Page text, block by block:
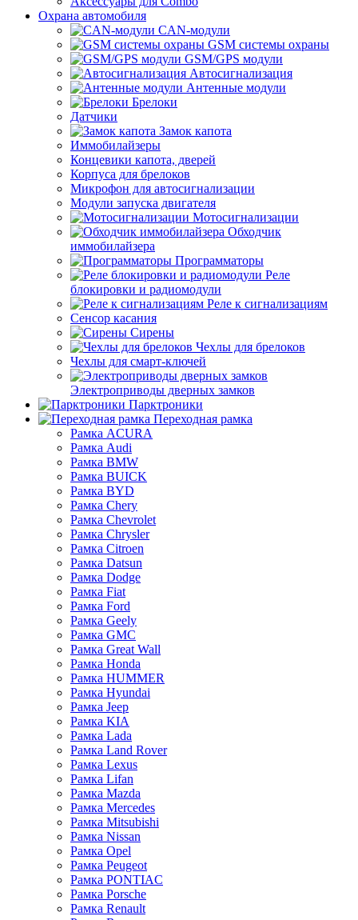
Охрана автомобиля
CAN-модули
GSM системы охраны
GSM/GPS модули
Автосигнализация
Антенные модули
Брелоки
Датчики
Замок капота
Иммобилайзеры
Концевики капота, дверей
Корпуса для брелоков
Микрофон для автосигнализации
Модули запуска двигателя
Мотосигнализации
Обходчик
иммобилайзера
Программаторы
Реле
блокировки и радиомодули
Реле к сигнализациям
Сенсор касания
Сирены
Чехлы для брелоков
Чехлы для смарт-ключей
Электроприводы дверных замков
Парктроники
Переходная рамка
Рамка ACURA
Рамка Audi
Рамка BMW
Рамка BUICK
Рамка BYD
Рамка Chery
Рамка Chevrolet
Рамка Chrysler
Рамка Citroen
Рамка Datsun
Рамка Dodge
Рамка Fiat
Рамка Ford
Рамка Geely
Рамка GMC
Рамка Great Wall
Рамка Honda
Рамка HUMMER
Рамка Hyundai
Рамка Jeep
Рамка KIA
Рамка Lada
Рамка Land Rover
Рамка Lexus
Рамка Lifan
Рамка Mazda
Рамка Mercedes
Рамка Mitsubishi
Рамка Nissan
Рамка Opel
Рамка Peugeot
Рамка PONTIAC
Рамка Porsche
Рамка Renault